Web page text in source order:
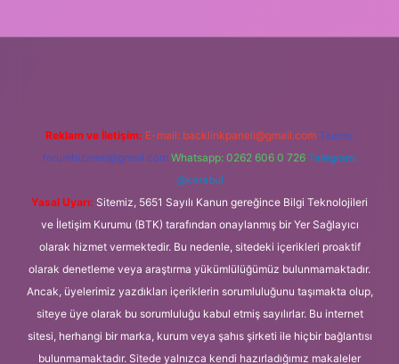
Reklam ve İletişim: E-mail: backlinkpaneli@gmail.com Teams:
forumhizmeti@gmail.com Whatsapp: 0262 606 0 726 Telegram:
@karabul
Yasal Uyarı: Sitemiz, 5651 Sayılı Kanun gereğince Bilgi Teknolojileri
ve İletişim Kurumu (BTK) tarafından onaylanmış bir Yer Sağlayıcı
olarak hizmet vermektedir. Bu nedenle, sitedeki içerikleri proaktif
olarak denetleme veya araştırma yükümlülüğümüz bulunmamaktadır.
Ancak, üyelerimiz yazdıkları içeriklerin sorumluluğunu taşımakta olup,
siteye üye olarak bu sorumluluğu kabul etmiş sayılırlar. Bu internet
sitesi, herhangi bir marka, kurum veya şahıs şirketi ile hiçbir bağlantısı
bulunmamaktadır. Sitede yalnızca kendi hazırladığımız makaleler